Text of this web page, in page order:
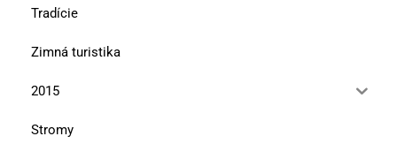
Tradície
Zimná turistika
2015
Stromy